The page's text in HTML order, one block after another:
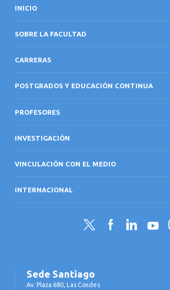
INICIO
SOBRE LA FACULTAD
CARRERAS
POSTGRADOS Y EDUCACIÓN CONTINUA
PROFESORES
INVESTIGACIÓN
VINCULACIÓN CON EL MEDIO
INTERNACIONAL
Twitter FacebookLinkedIn
Sede Santiago
Av. Plaza 680, Las Condes